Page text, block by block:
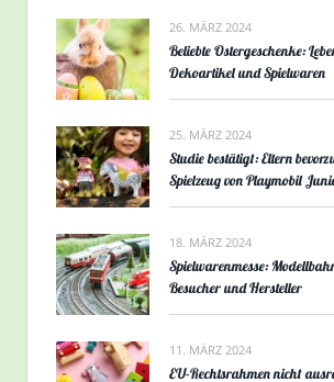
26. MÄRZ 2024
Beliebte Ostergeschenke:
Dekoartikel und Spielwaren
25. MÄRZ 2024
Studie bestätigt: Eltern
Spielzeug von Playmobil
18. MÄRZ 2024
Spielwarenmesse:
Besucher und Hersteller
11. MÄRZ 2024
EU-Rechtsrahmen nicht